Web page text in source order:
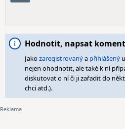
Hodnotit, napsat
Jakozaregistrovanýa přihlášený
nejen ohodnotit, ale také k ní
diskutovat o ní či ji zařadit do
chci atd.).